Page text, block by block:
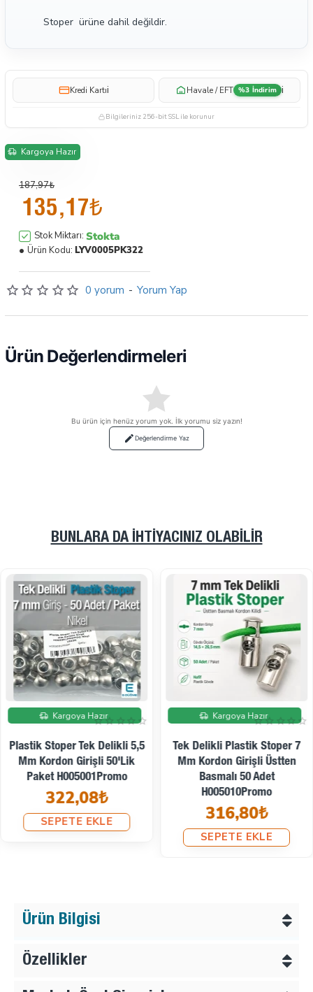
Stoper ürüne dahil değildir.
Kredi Kartıi Havale / EFT %3 İndirim i
Bilgileriniz 256-bit SSL ile korunur
Kargoya Hazır
0 yorum - Yorum Yap
135,17₺
187,97₺
Stok Miktarı: Stokta
Ürün Kodu: LYV0005PK322
Ürün Değerlendirmeleri
Bu ürün için henüz yorum yok. İlk yorumu siz yazın!
Değerlendirme Yaz
BUNLARA DA İHTIYACINIZ OLABILIR
Kargoya Hazır
Plastik Stoper Tek Delikli 5,5
Mm Kordon Girişli 50'lik
Paket H005001Promo
322,08₺
SEPETE EKLE
Kargoya Hazır
Tek Delikli Plastik Stoper 7
Mm Kordon Girişli Üstten
Basmalı 50 Adet
H005010Promo
316,80₺
SEPETE EKLE
Ürün Bilgisi
Özellikler